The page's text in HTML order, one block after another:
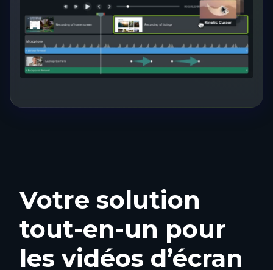
Votre solution
tout-en-un pour
les vidéos d’écran